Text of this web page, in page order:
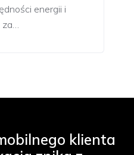
energii i
klienta